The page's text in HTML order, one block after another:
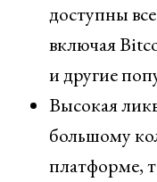
доступны
включая
и другие
Высокая
большому
платформе,